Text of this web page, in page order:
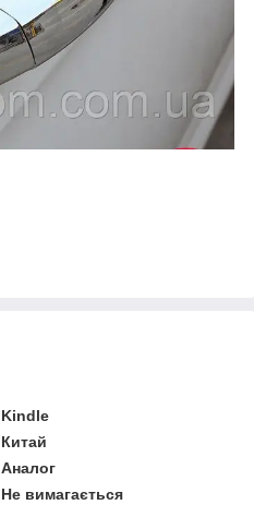
Kindle
Китай
Аналог
Не вимагається